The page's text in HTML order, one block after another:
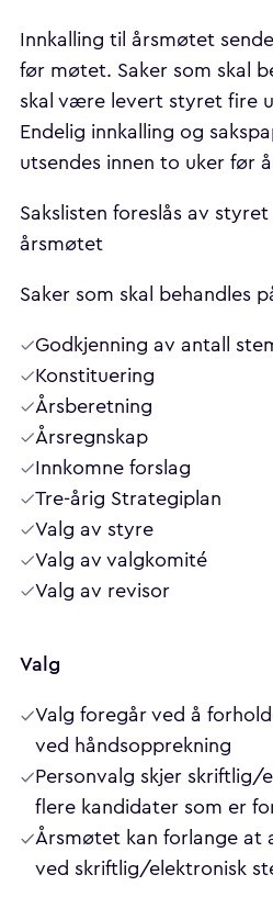
Innkalling til årsmøtet
før møtet. Saker som skal
skal være levert styret fire
Endelig innkalling og
utsendes innen to uker før
Sakslisten foreslås av
årsmøtet
Saker som skal behandles
Godkjenning av antall
Konstituering
Årsberetning
Årsregnskap
Innkomne forslag
Tre-årig Strategiplan
Valg av styre
Valg av valgkomité
Valg av revisor
Valg
Valg foregår ved å
ved håndsopprekning
Personvalg skjer skriftlig/
flere kandidater som er
Årsmøtet kan forlange at
ved skriftlig/elektronisk